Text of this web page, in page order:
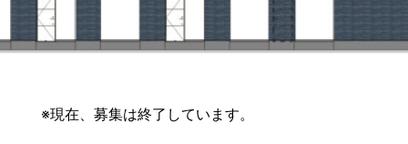
※現在、募集は終了しています。